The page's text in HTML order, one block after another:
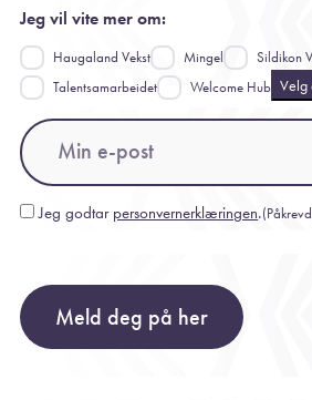
Jeg vil vite mer om:
Haugaland Vekst Mingel
Sildikon
Talentsamarbeidet
Welcome Hub Velg
Email
Consent(Påkrevd)
Jeg godtar personvernerklæringen.
Meld deg på her